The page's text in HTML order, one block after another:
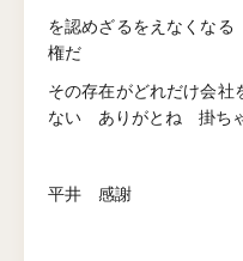
を認めざるをえなくな
権だ
その存在がどれだけ会社
ない ありがとね 掛ち
平井 感謝